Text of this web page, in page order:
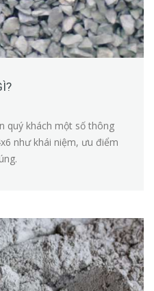
quý khách một số thông
như khái niệm, ưu điểm